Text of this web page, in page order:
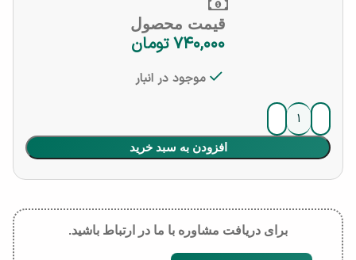
قیمت محصول
۷۴۰,۰۰۰ تومان
موجود در انبار
افزودن به سبد خرید
برای دریافت مشاوره با ما در ارتباط باشید.